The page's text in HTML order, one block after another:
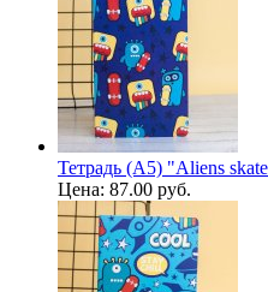
Тетрадь (A5) "Aliens
Цена: 87.00 руб.